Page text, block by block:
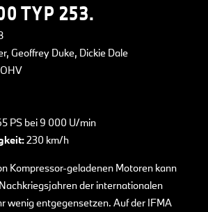
TYP 253.
Geoffrey Duke, Dickie Dale
PS bei 9 000 U/min
230 km/h
Kompressor-geladenen Motoren kann
der internationalen
wenig entgegensetzen. Auf der IFMA